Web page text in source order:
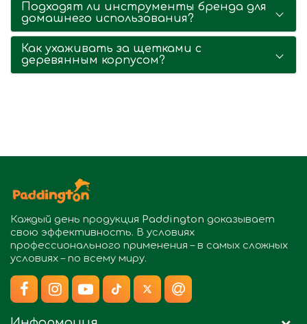
Подходят ли инструменты бренда для
домашнего использования?
Как ухаживать за щетками с
деревянным корпусом?
Каждый день продукция Paddington доказывает
свою эффективность. В условиях
профессионального применения – в самых сложных
условиях – по всему миру.